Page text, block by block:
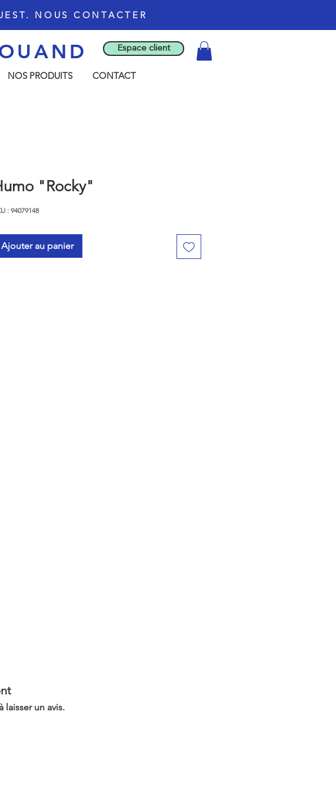
NOUS CONTACTER
AND Espace client
NOS PRODUITS CONTACT
"Rocky"
: 94079148
Ajouter au panier
laisser un avis.